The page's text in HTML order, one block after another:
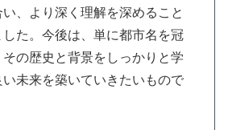
、より深く理解を深めること
た。今後は、単に都市名を冠
の歴史と背景をしっかりと学
未来を築いていきたいもので